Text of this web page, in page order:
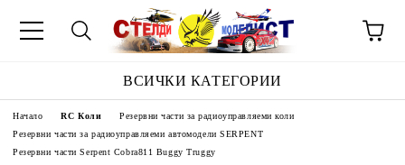
ВСИЧКИ КАТЕГОРИИ
Начало RC Коли
Резервни части за радиоуправляеми коли
Резервни части за радиоуправляеми автомодели SERPENT
Резервни части Serpent Cobra811 Buggy Truggy